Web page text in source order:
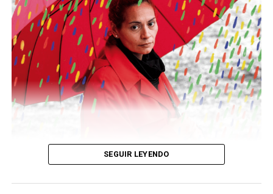
Descargar la Mu en PDF
SEGUIR LEYENDO